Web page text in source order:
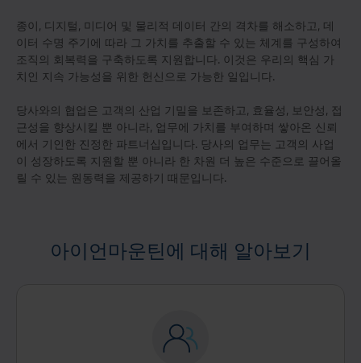
종이, 디지털, 미디어 및 물리적 데이터 간의 격차를 해소하고, 데
이터 수명 주기에 따라 그 가치를 추출할 수 있는 체계를 구성하여
조직의 회복력을 구축하도록 지원합니다. 이것은 우리의 핵심 가
치인 지속 가능성을 위한 헌신으로 가능한 일입니다.
당사와의 협업은 고객의 산업 기밀을 보존하고, 효율성, 보안성, 접
근성을 향상시킬 뿐 아니라, 업무에 가치를 부여하며 쌓아온 신뢰
에서 기인한 진정한 파트너십입니다. 당사의 업무는 고객의 사업
이 성장하도록 지원할 뿐 아니라 한 차원 더 높은 수준으로 끌어올
릴 수 있는 원동력을 제공하기 때문입니다.
아이언마운틴에 대해 알아보기